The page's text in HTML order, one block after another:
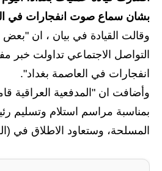
بشان سماع صوت انفجارات في
وقالت القيادة في بيان ، ان
التواصل الاجتماعي تداولت خبر
انفجارات في العاصمة بغداد".
بمناسبة مراسم استلام وتسليم
المسلحة، وستعاود الاطلاق في